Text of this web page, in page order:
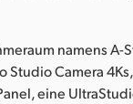
namens A-
Studio Camera
eine